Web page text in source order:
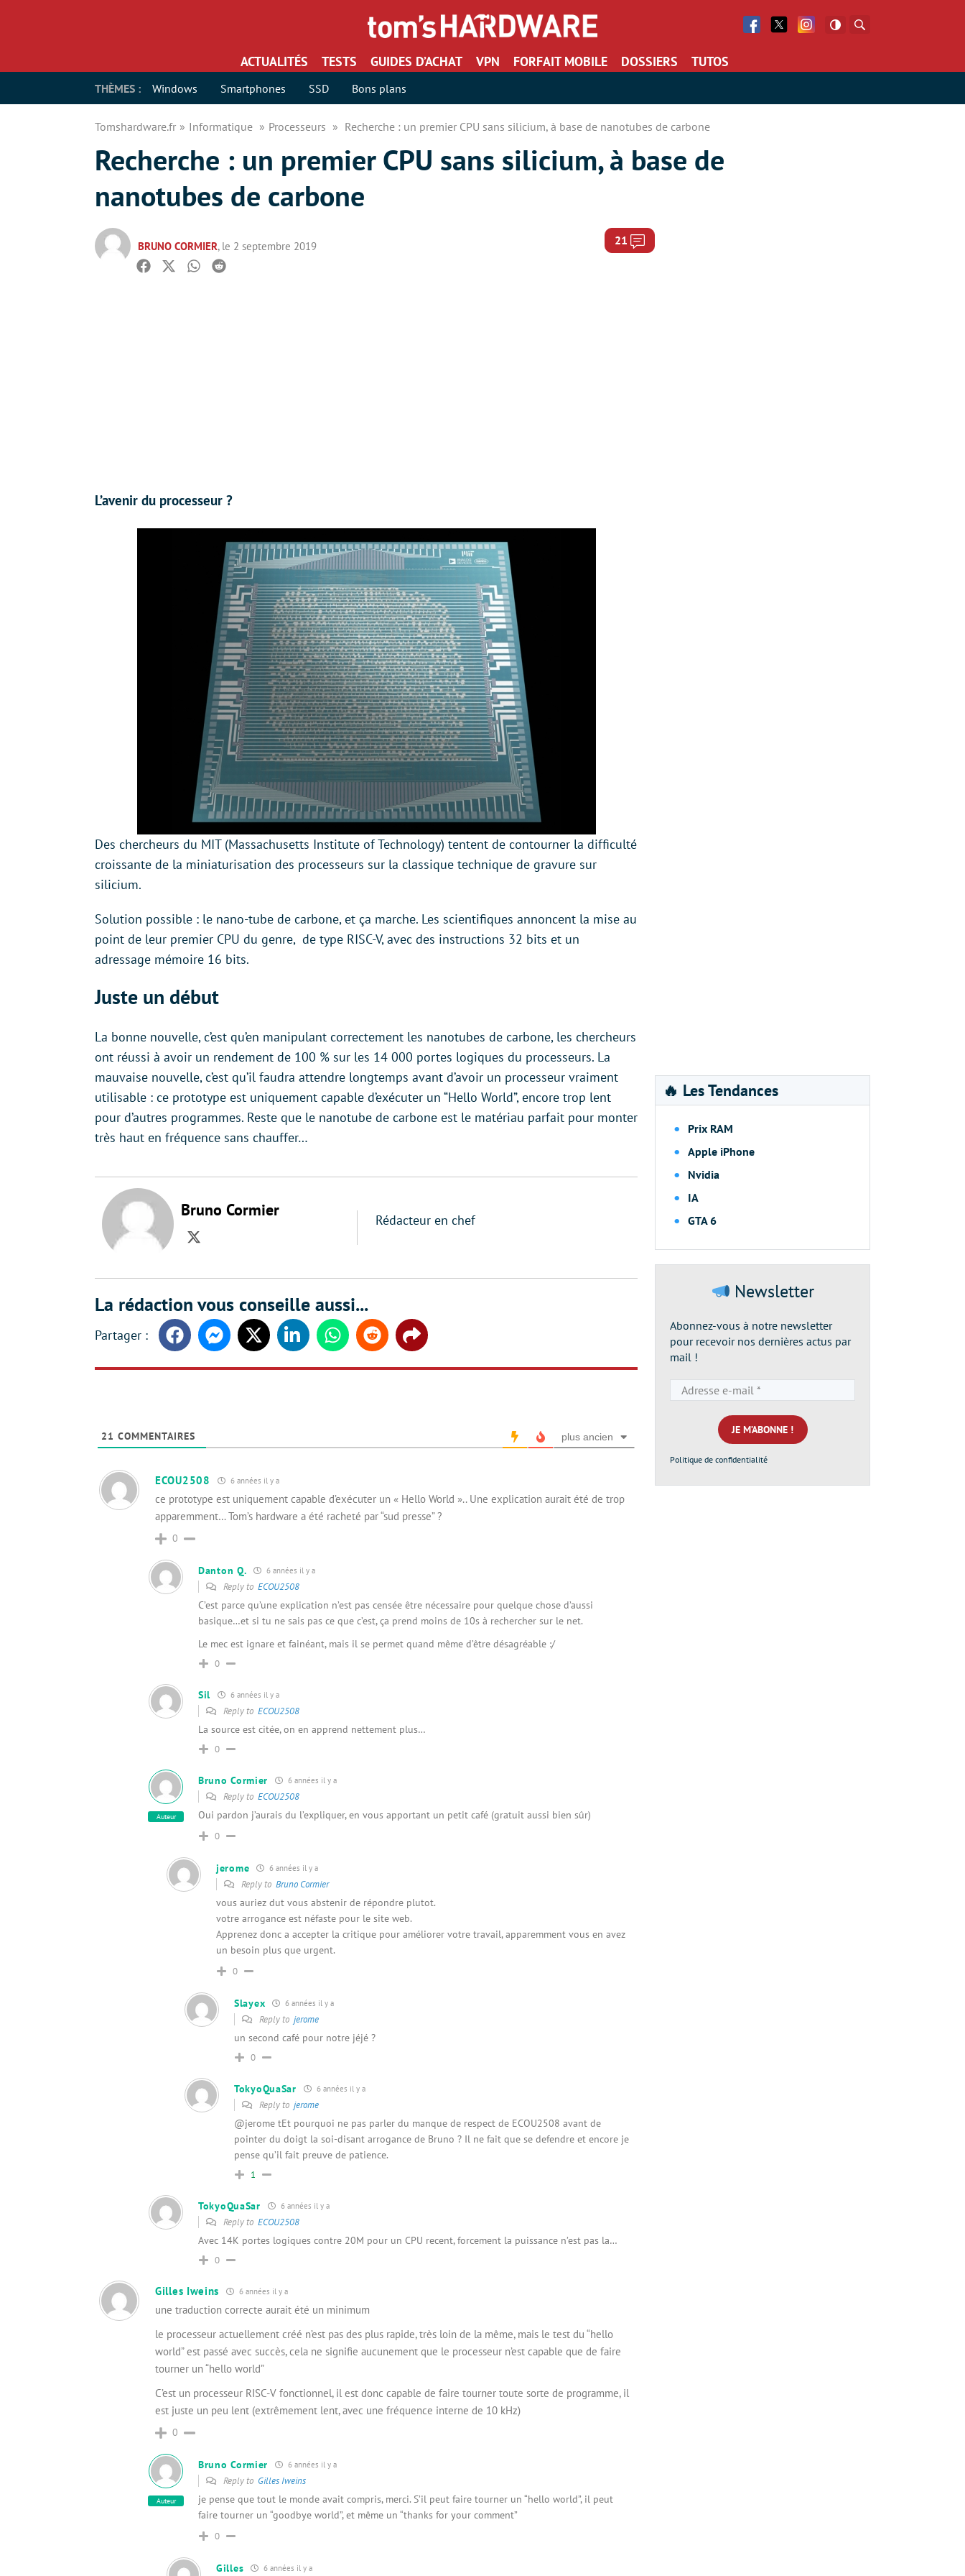
Facebook
Twitter Facebook
ACTUALITÉS TESTS GUIDES D’ACHAT VPN FORFAIT MOBILE DOSSIERS TUTOS
THÈMES : Windows Smartphones SSD Bons plans
Tomshardware.fr Informatique Processeurs Recherche : un premier CPU sans silicium, à base de nanotubes de carbone
Recherche : un premier CPU sans silicium, à base de
nanotubes de carbone
BRUNO CORMIER, le 2 septembre 2019 21 Commentaires
Facebook
TwitterWhatsapp
Reddit
L’avenir du processeur ?
Des chercheurs du MIT (Massachusetts Institute of Technology) tentent de contourner la difficulté
croissante de la miniaturisation des processeurs sur la classique technique de gravure sur
silicium.
Solution possible : le nano-tube de carbone, et ça marche. Les scientifiques annoncent la mise au
point de leur premier CPU du genre, de type RISC-V, avec des instructions 32 bits et un
adressage mémoire 16 bits.
Juste un début
La bonne nouvelle, c’est qu’en manipulant correctement les nanotubes de carbone, les chercheurs
ont réussi à avoir un rendement de 100 % sur les 14 000 portes logiques du processeurs. La
mauvaise nouvelle, c’est qu’il faudra attendre longtemps avant d’avoir un processeur vraiment
utilisable : ce prototype est uniquement capable d’exécuter un “Hello World”, encore trop lent
pour d’autres programmes. Reste que le nanotube de carbone est le matériau parfait pour monter
très haut en fréquence sans chauffer…
Bruno Cormier
Twitter
Rédacteur en chef
La rédaction vous conseille aussi...
FacebookMessengerTwitter LinkedinWhatsappReddit Share
21 COMMENTAIRES plus ancien
ECOU2508 6 années il y a
ce prototype est uniquement capable d’exécuter un « Hello World ».. Une explication aurait été de trop
apparemment… Tom’s hardware a été racheté par “sud presse” ?
0
Danton Q. 6 années il y a
Reply to ECOU2508
C’est parce qu’une explication n’est pas censée être nécessaire pour quelque chose d’aussi
basique…et si tu ne sais pas ce que c’est, ça prend moins de 10s à rechercher sur le net.
Le mec est ignare et fainéant, mais il se permet quand même d’être désagréable :/
0
Sil 6 années il y a
Reply to ECOU2508
La source est citée, on en apprend nettement plus…
0
Auteur
Bruno Cormier 6 années il y a
Reply to ECOU2508
Oui pardon j’aurais du l’expliquer, en vous apportant un petit café (gratuit aussi bien sûr)
0
jerome 6 années il y a
Reply to Bruno Cormier
vous auriez dut vous abstenir de répondre plutot.
votre arrogance est néfaste pour le site web.
Apprenez donc a accepter la critique pour améliorer votre travail, apparemment vous en avez
un besoin plus que urgent.
0
Slayex 6 années il y a
Reply to jerome
un second café pour notre jéjé ?
0
TokyoQuaSar 6 années il y a
Reply to jerome
@jerome tEt pourquoi ne pas parler du manque de respect de ECOU2508 avant de
pointer du doigt la soi-disant arrogance de Bruno ? Il ne fait que se defendre et encore je
pense qu’il fait preuve de patience.
1
TokyoQuaSar 6 années il y a
Reply to ECOU2508
Avec 14K portes logiques contre 20M pour un CPU recent, forcement la puissance n’est pas la…
0
Gilles Iweins 6 années il y a
une traduction correcte aurait été un minimum
le processeur actuellement créé n’est pas des plus rapide, très loin de la même, mais le test du “hello
world” est passé avec succès, cela ne signifie aucunement que le processeur n’est capable que de faire
tourner un “hello world”
C’est un processeur RISC-V fonctionnel, il est donc capable de faire tourner toute sorte de programme, il
est juste un peu lent (extrêmement lent, avec une fréquence interne de 10 kHz)
0
Auteur
Bruno Cormier 6 années il y a
Reply to Gilles Iweins
je pense que tout le monde avait compris, merci. S’il peut faire tourner un “hello world”, il peut
faire tourner un “goodbye world”, et même un “thanks for your comment”
0
Gilles 6 années il y a
🔥 Les Tendances
Prix RAM
Apple iPhone
Nvidia
IA
GTA 6
Newsletter
Abonnez-vous à notre newsletter
pour recevoir nos dernières actus par
mail !
e-
mail
*
Politique de confidentialité